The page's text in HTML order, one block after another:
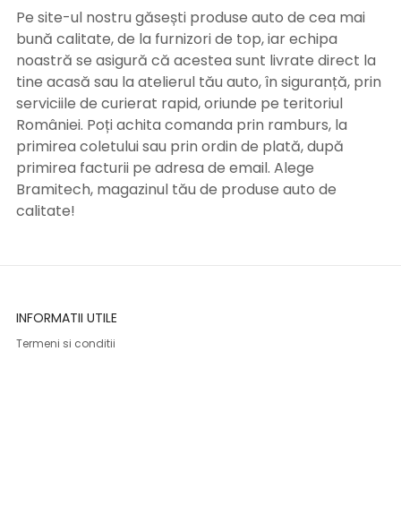
Pe site-ul nostru găsești produse auto de cea mai
bună calitate, de la furnizori de top, iar echipa
noastră se asigură că acestea sunt livrate direct la
tine acasă sau la atelierul tău auto, în siguranță, prin
serviciile de curierat rapid, oriunde pe teritoriul
României. Poți achita comanda prin ramburs, la
primirea coletului sau prin ordin de plată, după
primirea facturii pe adresa de email. Alege
Bramitech, magazinul tău de produse auto de
calitate!
INFORMATII UTILE
Termeni si conditii